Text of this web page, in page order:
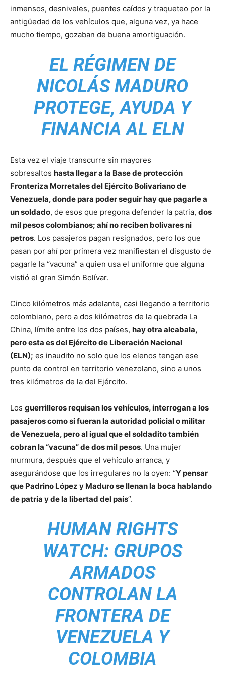
inmensos, desniveles, puentes caídos y traqueteo por la
antigüedad de los vehículos que, alguna vez, ya hace
mucho tiempo, gozaban de buena amortiguación.
EL RÉGIMEN DE
NICOLÁS MADURO
PROTEGE, AYUDA Y
FINANCIA AL ELN
Esta vez el viaje transcurre sin mayores
sobresaltos hasta llegar a la Base de protección
Fronteriza Morretales del Ejército Bolivariano de
Venezuela, donde para poder seguir hay que pagarle a
un soldado, de esos que pregona defender la patria, dos
mil pesos colombianos; ahí no reciben bolívares ni
petros. Los pasajeros pagan resignados, pero los que
pasan por ahí por primera vez manifiestan el disgusto de
pagarle la “vacuna” a quien usa el uniforme que alguna
vistió el gran Simón Bolívar.
Cinco kilómetros más adelante, casi llegando a territorio
colombiano, pero a dos kilómetros de la quebrada La
China, límite entre los dos países, hay otra alcabala,
pero esta es del Ejército de Liberación Nacional
(ELN); es inaudito no solo que los elenos tengan ese
punto de control en territorio venezolano, sino a unos
tres kilómetros de la del Ejército.
Los guerrilleros requisan los vehículos, interrogan a los
pasajeros como si fueran la autoridad policial o militar
de Venezuela, pero al igual que el soldadito también
cobran la “vacuna” de dos mil pesos. Una mujer
murmura, después que el vehículo arranca, y
asegurándose que los irregulares no la oyen: “Y pensar
que Padrino López y Maduro se llenan la boca hablando
de patria y de la libertad del país”.
HUMAN RIGHTS
WATCH: GRUPOS
ARMADOS
CONTROLAN LA
FRONTERA DE
VENEZUELA Y
COLOMBIA